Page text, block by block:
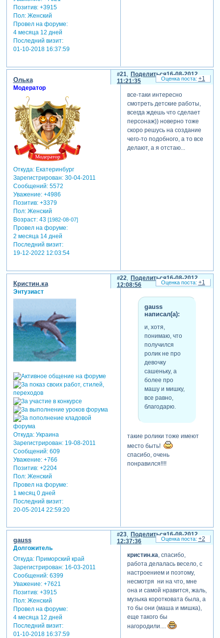
Позитив: +3915
Пол:Женский
Провел на форуме:
4 месяца 12 дней
Последний визит:
01-10-2018 16:37:59
Поделиться
21
16-08-2012
11:21:35
Олька
Модератор
Откуда:Екатеринбург
Зарегистрирован: 30-04-2011
Сообщений:5572
Уважение: +4986
Позитив: +3379
Пол:Женский
Возраст:43 [1982-08-07]
Провел на форуме:
2 месяца 14 дней
Последний визит:
19-12-2022 12:03:54
все-таки интересно
смотреть детские работы,
всегда ждешь что сделает
персонаж)) новерно тоже
скоро решусь на создание
чего-то подобного, а то все
делают, а я отстаю...
+1
Поделиться
22
16-08-2012
12:08:56
Кристин.ка
Энтузиаст
Откуда:Украина
Зарегистрирован: 19-08-2011
Сообщений:609
Уважение: +766
Позитив: +2204
Пол:Женский
Провел на форуме:
1 месяц 0 дней
Последний визит:
20-05-2014 22:59:20
gauss
написал(а):
и, хотя,
понимаю, что
получился
ролик не про
девочку
сашеньку, а
более про
машу и мишку,
все равно,
благодарю.
такие ролики тоже имеют
место быть!
спасибо, очень
понравился!!!!
+1
Поделиться
23
16-08-2012
12:37:36
gauss
Долгожитель
Откуда:Приморский край
Зарегистрирован: 16-03-2011
Сообщений:6399
Уважение: +7621
Позитив: +3915
Пол:Женский
Провел на форуме:
4 месяца 12 дней
Последний визит:
01-10-2018 16:37:59
кристин.ка, спасибо,
работа делалась весело, с
настроением и поэтому,
несмотря ни на что, мне
она и самой нравится, жаль,
музыка коротковата была, а
то бы они (маша и мишка),
еще такого бы
нагородили....
+2